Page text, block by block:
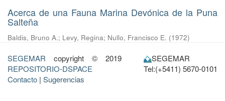
Acerca de una Fauna Marina Devónica de la Puna
Salteña
Baldis, Bruno A.; Levy, Regina; Nullo, Francisco E. (1972)
SEGEMAR copyright © 2019
REPOSITORIO-DSPACE
Contacto | Sugerencias
SEGEMAR
Tel:(+5411) 5670-0101